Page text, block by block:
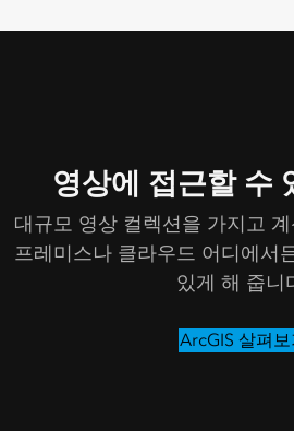
영상에 접근할 수
대규모 영상 컬렉션을 가지고
프레미스나 클라우드 어디에서
있게 해 줍니
ArcGIS 살펴보